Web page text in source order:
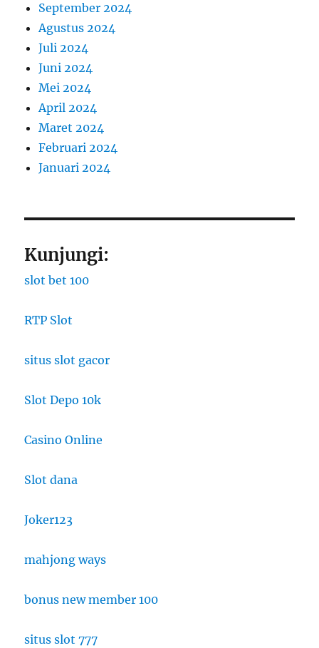
September 2024
Agustus 2024
Juli 2024
Juni 2024
Mei 2024
April 2024
Maret 2024
Februari 2024
Januari 2024
Kunjungi:
slot bet 100
RTP Slot
situs slot gacor
Slot Depo 10k
Casino Online
Slot dana
Joker123
mahjong ways
bonus new member 100
situs slot 777